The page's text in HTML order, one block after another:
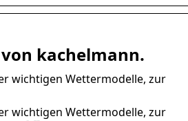
kachelmann.
wichtigen Wettermodelle, zur
wichtigen Wettermodelle, zur